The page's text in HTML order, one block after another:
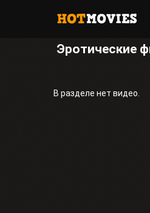
Эротические
В разделе нет видео.